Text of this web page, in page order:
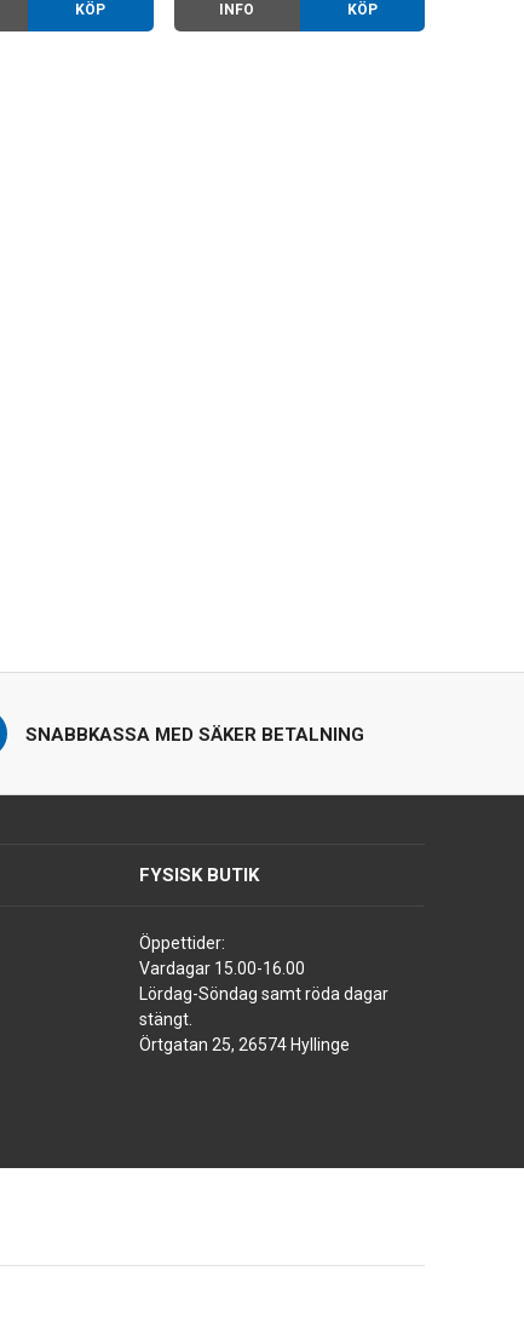
KÖP INFO KÖP
SNABBKASSA MED SÄKER BETALNING
FYSISK BUTIK
Öppettider:
Vardagar 15.00-16.00
Lördag-Söndag samt röda dagar
stängt.
Örtgatan 25, 26574 Hyllinge